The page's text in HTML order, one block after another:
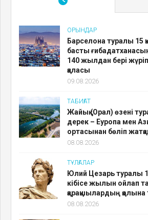
ОРЫНДАР
Барселона туралы 15
басты
140 жылдан бері
қаласы
09.08.2026
ТАБИҒАТ
Жайық (Орал) өзені
дерек – Еуропа мен
ортасынан бөліп
08.08.2026
ТҰЛҒАЛАР
Юлий Цезарь туралы
кібісе жылын ойлап
қарақшылардың
08.08.2026